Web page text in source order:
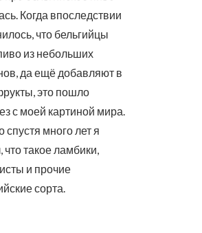
Когда впоследствии
что бельгийцы
из небольших
да ещё добавляют в
это пошло
с моей картиной мира.
спустя много лет я
что такое ламбики,
и прочие
сорта.